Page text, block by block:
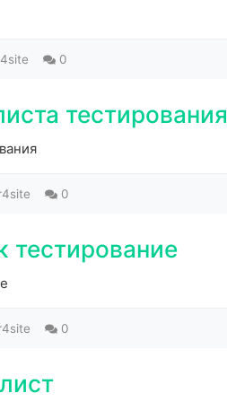
0
тестирования
0
тестирование
0